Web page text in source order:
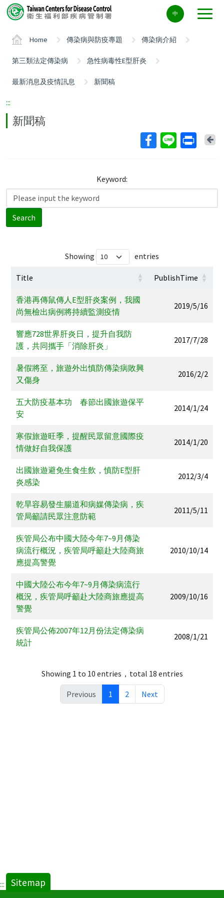
Center
block
中
Home 傳染病與防疫專題 傳染病介紹
第三類法定傳染病 急性病毒性E型肝炎
最新消息及疫情訊息 新聞稿
:::
新聞稿
Keyword:
Search
Showing entries
Title PublishTime
香港再傳鼠傳人E型肝炎案例，我國
尚無檢出病例將持續監測疫情
2019/5/16
響應728世界肝炎日，提升自我防
護，共同攜手「消除肝炎」
2017/7/28
暑假將至，旅遊外出慎防傳染病敗興
又傷身
2016/2/2
五大防疫基本功 春節出國旅遊保平
安
2014/1/24
寒假旅遊旺季，提醒民眾留意國際疫
情做好自我保護
2014/1/20
出國旅遊避免生食生飲，慎防E型肝
炎感染
2012/3/4
乾旱容易發生腸道和病媒傳染病，疾
管局籲請民眾注意防範
2011/5/11
疾管局公布中國大陸今年7~9月傳染
病流行概況，疾管局呼籲赴大陸商旅
應提高警覺
2010/10/14
中國大陸公布今年7~9月傳染病流行
概況，疾管局呼籲赴大陸商旅應提高
警覺
2009/10/16
疾管局公佈2007年12月份法定傳染病
統計
2008/1/21
Showing 1 to 10 entries，total 18 entries
Previous 1 2 Next
::: Sitemap